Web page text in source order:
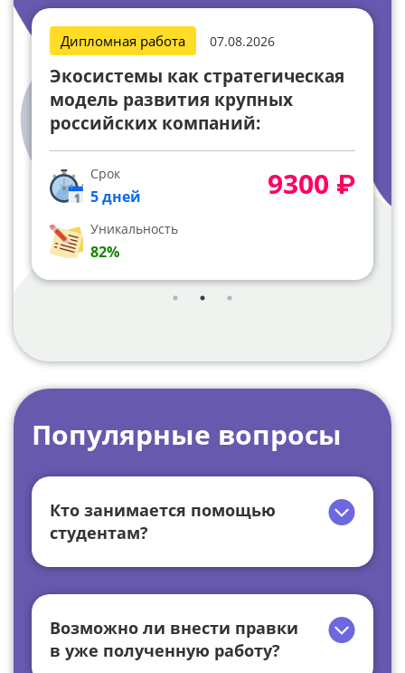
Дипломная работа 07.08.2026
Экосистемы как стратегическая
модель развития крупных
российских компаний:
маркетинговое
позиционирование и
финансовая эффективность
Срок
5 дней
Уникальность
82%
9300 ₽
Популярные вопросы
Кто занимается помощью
студентам?
Возможно ли внести правки
в уже полученную работу?